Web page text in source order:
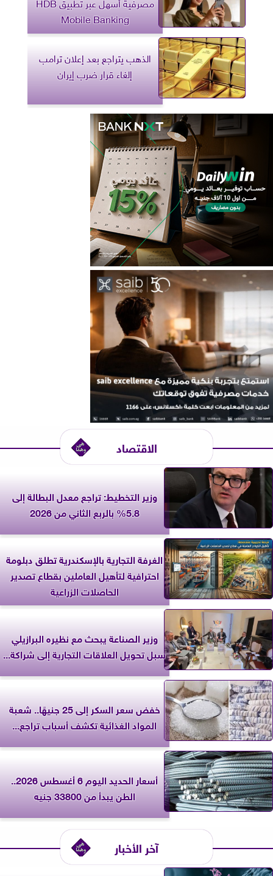
Mobile Banking
الذهب يتراجع بعد إعلان ترامب
إلغاء قرار ضرب إيران
الاقتصاد
وزير التخطيط: تراجع معدل البطالة إلى
5.8% بالربع الثاني من 2026
الغرفة التجارية بالإسكندرية تطلق دبلومة
احترافية لتأهيل العاملين بقطاع تصدير
الحاصلات الزراعية
وزير الصناعة يبحث مع نظيره البرازيلي
سبل تحويل العلاقات التجارية إلى شراكة...
خفض سعر السكر إلى 25 جنيهًا.. شعبة
المواد الغذائية تكشف أسباب تراجع...
أسعار الحديد اليوم 6 أغسطس 2026..
الطن يبدأ من 33800 جنيه
آخر الأخبار